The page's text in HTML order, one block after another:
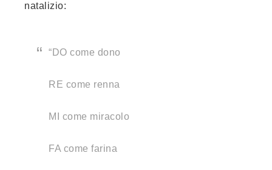
natalizio:
“DO come dono
RE come renna
MI come miracolo
FA come farina